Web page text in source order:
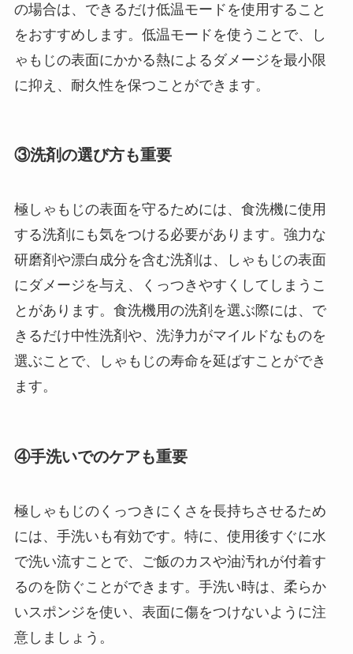
の場合は、できるだけ低温モードを使用すること
をおすすめします。低温モードを使うことで、し
ゃもじの表面にかかる熱によるダメージを最小限
に抑え、耐久性を保つことができます。
③洗剤の選び方も重要
極しゃもじの表面を守るためには、食洗機に使用
する洗剤にも気をつける必要があります。強力な
研磨剤や漂白成分を含む洗剤は、しゃもじの表面
にダメージを与え、くっつきやすくしてしまうこ
とがあります。食洗機用の洗剤を選ぶ際には、で
きるだけ中性洗剤や、洗浄力がマイルドなものを
選ぶことで、しゃもじの寿命を延ばすことができ
ます。
④手洗いでのケアも重要
極しゃもじのくっつきにくさを長持ちさせるため
には、手洗いも有効です。特に、使用後すぐに水
で洗い流すことで、ご飯のカスや油汚れが付着す
るのを防ぐことができます。手洗い時は、柔らか
いスポンジを使い、表面に傷をつけないように注
意しましょう。